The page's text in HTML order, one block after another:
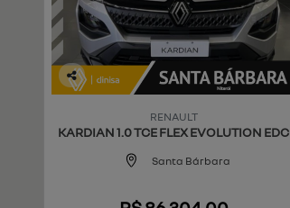
Co
ilh
RENAULT
KARDIAN 1.0 TCE FLEX EVOLUTION EDC
Santa Bárbara